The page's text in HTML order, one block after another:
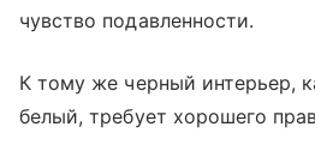
чувство подавленности.
К тому же черный интерьер,
белый, требует хорошего